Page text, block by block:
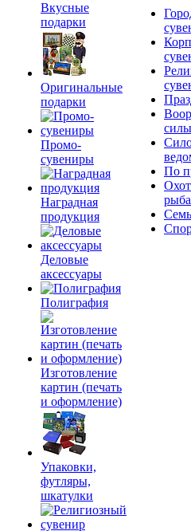
Вкусные
подарки
Оригинальные
подарки
Промо-
сувениры
Наградная
продукция
Деловые
аксессуары
Полиграфия
Изготовление
картин (печать
и оформление)
Упаковки,
футляры,
шкатулки
По